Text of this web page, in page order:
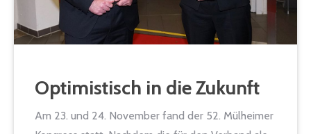
Optimistisch in die Zukunft
Am 23. und 24. November fand der 52. Mülheimer